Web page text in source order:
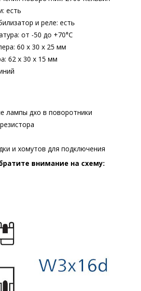
есть
и реле: есть
от -50 до +70°С
60 х 30 х 25 мм
62 х 30 х 15 мм
лампы дхо в поворотники
и хомутов для подключения
внимание на схему: